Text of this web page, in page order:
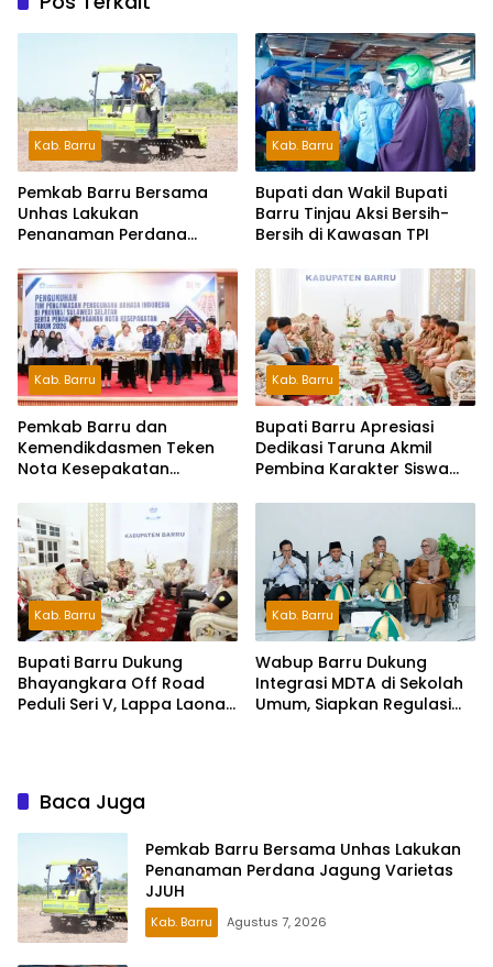
Kab. Barru
Pemkab Barru Bersama
Unhas Lakukan
Penanaman Perdana
Kab. Barru
Bupati dan Wakil Bupati
Barru Tinjau Aksi Bersih-
Bersih di Kawasan TPI
Kab. Barru
Pemkab Barru dan
Kemendikdasmen Teken
Nota Kesepakatan
Indonesia dan Bahasa
Daerah
Kab. Barru
Bupati Barru Apresiasi
Dedikasi Taruna Akmil
Pembina Karakter Siswa
Kab. Barru
Bupati Barru Dukung
Bhayangkara Off Road
Peduli Seri V, Lappa Laona
Kab. Barru
Wabup Barru Dukung
Integrasi MDTA di Sekolah
Umum, Siapkan Regulasi
Baca Juga
Pemkab Barru Bersama Unhas Lakukan
Penanaman Perdana Jagung Varietas
JJUH
Kab. Barru Agustus 7, 2026